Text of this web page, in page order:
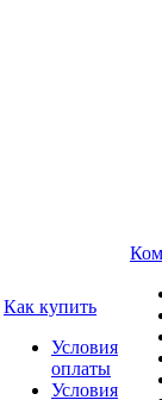
Как купить
Условия
оплаты
Условия